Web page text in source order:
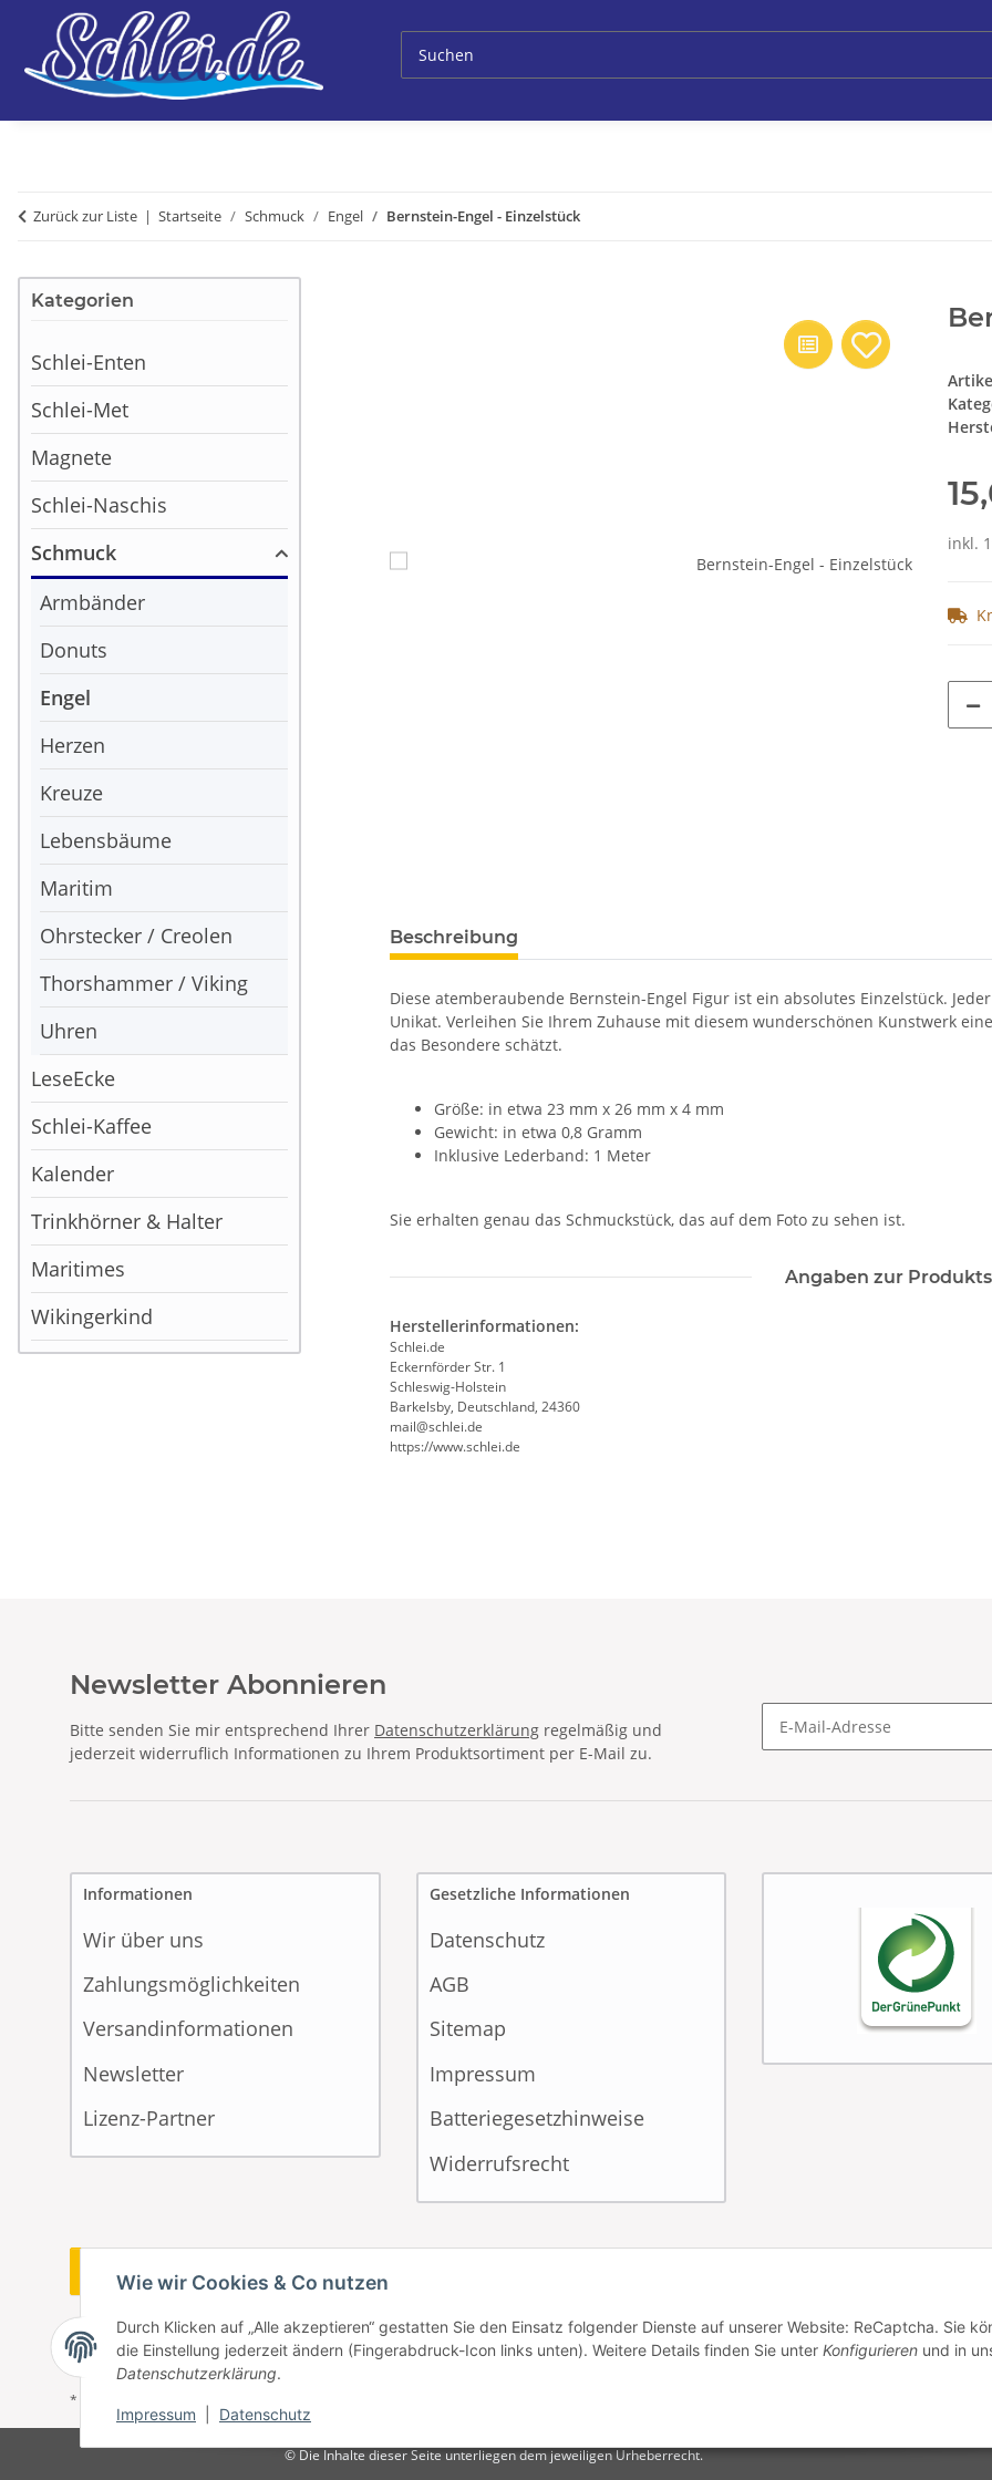
Wie wir Cookies & Co nutzen
Durch Klicken auf „Alle akzeptieren“ gestatten Sie den Einsatz folgender Dienste auf unserer Website: ReCaptcha. Sie
die Einstellung jederzeit ändern (Fingerabdruck-Icon links unten). Weitere Details finden Sie unter Konfigurieren und in
Datenschutzerklärung.
Impressum Datenschutz
Zurück zur Liste Startseite Schmuck Engel Bernstein-Engel - Einzelstück
inkl.
Beschreibung
Diese atemberaubende Bernstein-Engel Figur ist ein absolutes Einzelstück.
Unikat. Verleihen Sie Ihrem Zuhause mit diesem wunderschönen Kunstwerk
das Besondere schätzt.
Größe: in etwa 23 mm x 26 mm x 4 mm
Gewicht: in etwa 0,8 Gramm
Inklusive Lederband: 1 Meter
Sie erhalten genau das Schmuckstück, das auf dem Foto zu sehen ist.
Angaben zur
Herstellerinformationen:
Schlei.de
Eckernförder Str. 1
Schleswig-Holstein
Barkelsby, Deutschland, 24360
mail@schlei.de
https://www.schlei.de
Kategorien
Schlei-Enten
Schlei-Met
Magnete
Schlei-Naschis
Schmuck
Armbänder
Donuts
Engel
Herzen
Kreuze
Lebensbäume
Maritim
Ohrstecker / Creolen
Thorshammer / Viking
Uhren
LeseEcke
Schlei-Kaffee
Kalender
Trinkhörner & Halter
Maritimes
Wikingerkind
Newsletter Abonnieren
Bitte senden Sie mir entsprechend Ihrer Datenschutzerklärung regelmäßig und
jederzeit widerruflich Informationen zu Ihrem Produktsortiment per E-Mail zu.
Informationen
Wir über uns
Zahlungsmöglichkeiten
Versandinformationen
Newsletter
Lizenz-Partner
Gesetzliche Informationen
Datenschutz
AGB
Sitemap
Impressum
Batteriegesetzhinweise
Widerrufsrecht
Vertrag widerrufen
* Alle Preise inkl. gesetzlicher USt., zzgl.
© Die Inhalte dieser Seite unterliegen dem jeweiligen Urheberrecht.